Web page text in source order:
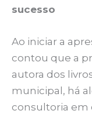
sucesso
Ao iniciar a
contou que a
autora dos
municipal, há
consultoria em